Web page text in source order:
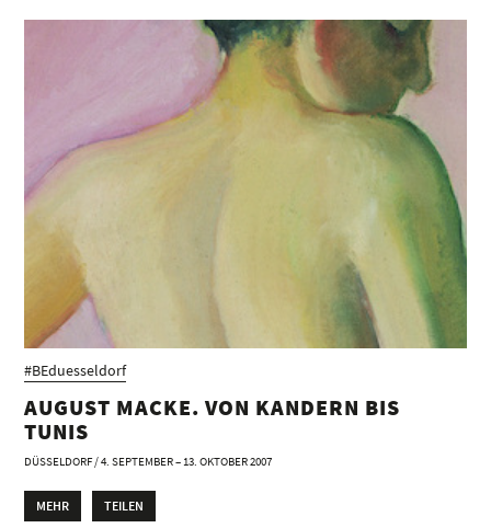
#BEduesseldorf
AUGUST MACKE. VON KANDERN BIS
TUNIS
DÜSSELDORF / 4. SEPTEMBER – 13. OKTOBER 2007
MEHR TEILEN